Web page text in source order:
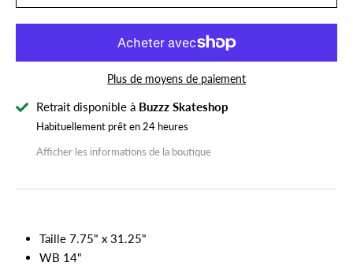
Plus de moyens de paiement
Retrait disponible à Buzzz Skateshop
Habituellement prêt en 24 heures
Afficher les informations de la boutique
Taille 7.75" x 31.25"
WB 14"